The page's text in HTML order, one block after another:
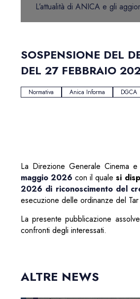
L’attualità di ANICA e gli
SOSPENSIONE DEL
DEL 27 FEBBRAIO
Normativa Anica Informa DGCA
La Direzione Generale Cinema
maggio 2026 con il qualesi
2026 di riconoscimento del
esecuzione delle ordinanze del
La presente pubblicazione
confronti degli interessati.
ALTRE NEWS